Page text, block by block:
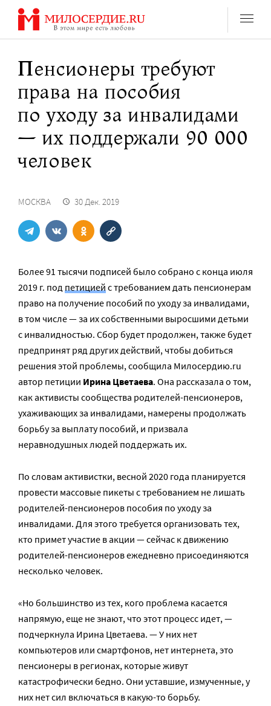
Перейти
содержанию
Пенсионеры требуют
права на пособия
по уходу за инвалидами
— их поддержали 90 000
человек
МОСКВА 30 Дек. 2019
Более 91 тысячи подписей было собрано с конца июля
2019 г. подпетициейс требованием дать пенсионерам
право на получение пособий по уходу за инвалидами,
в том числе — за их собственными выросшими детьми
с инвалидностью. Сбор будет продолжен, также будет
предпринят ряд других действий, чтобы добиться
решения этой проблемы, сообщила Милосердию.ru
автор петиции Ирина Цветаева. Она рассказала о том,
как активисты сообщества родителей-пенсионеров,
ухаживающих за инвалидами, намерены продолжать
борьбу за выплату пособий, и призвала
неравнодушных людей поддержать их.
По словам активистки, весной 2020 года планируется
провести массовые пикеты с требованием не лишать
родителей-пенсионеров пособия по уходу за
инвалидами. Для этого требуется организовать тех,
кто примет участие в акции — сейчас к движению
родителей-пенсионеров ежедневно присоединяются
несколько человек.
«Но большинство из тех, кого проблема касается
напрямую, еще не знают, что этот процесс идет, —
подчеркнула Ирина Цветаева. — У них нет
компьютеров или смартфонов, нет интернета, это
пенсионеры в регионах, которые живут
катастрофически бедно. Они уставшие, измученные, у
них нет сил включаться в какую-то борьбу.